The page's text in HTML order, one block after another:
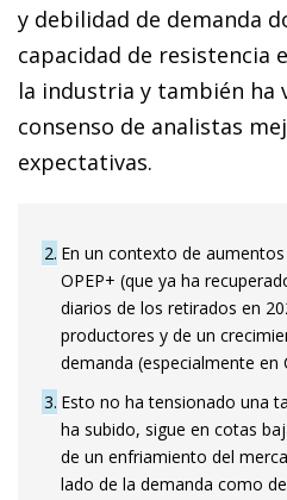
y debilidad de demanda
capacidad de resistencia
la industria y también ha
consenso de analistas
expectativas.
2 En un contexto de
OPEP+ (que ya ha
diarios de los retirados en
productores y de un
demanda (especialmente en
3 Esto no ha tensionado una
ha subido, sigue en cotas
de un enfriamiento del
lado de la demanda como